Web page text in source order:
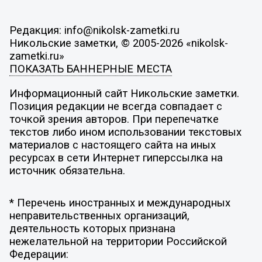
Редакция: info@nikolsk-zametki.ru
Никольские заметки, © 2005-2026 «nikolsk-
zametki.ru»
ПОКАЗАТЬ БАННЕРНЫЕ МЕСТА
Информационный сайт Никольские заметки.
Позиция редакции не всегда совпадает с
точкой зрения авторов. При перепечатке
текстов либо ином использовании текстовых
материалов с настоящего сайта на иных
ресурсах в сети Интернет гиперссылка на
источник обязательна.
* Перечень иностранных и международных
неправительственных организаций,
деятельность которых признана
нежелательной на территории Российской
Федерации: